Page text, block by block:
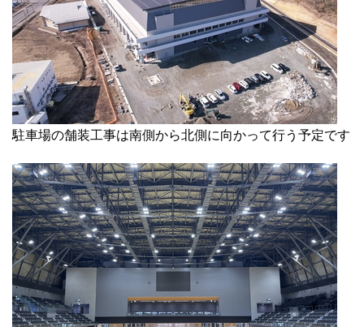
駐車場の舗装工事は南側から北側に向かって行う予定です